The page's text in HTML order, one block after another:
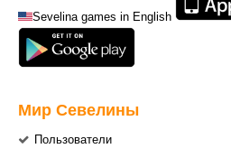
Sevelina games in English
Мир Севелины
Пользователи